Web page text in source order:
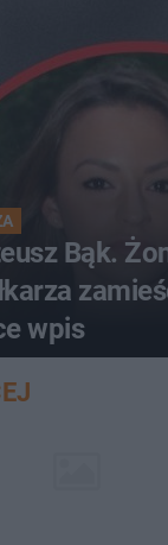
Bąk.
wpis